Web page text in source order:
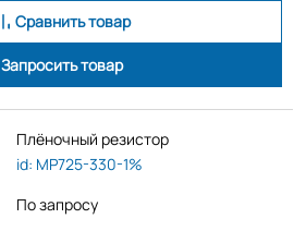
Сравнить товар
Запросить товар
Плёночный резистор
id: MP725-330-1%
По запросу